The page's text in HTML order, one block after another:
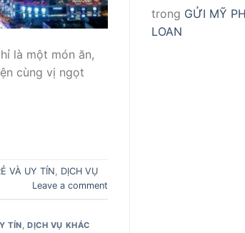
là một món ăn,
cùng vị ngọt
VÀ UY TÍN, DỊCH VỤ
Leave a comment
TÍN,DỊCH VỤ KHÁC
trong GỬI MỸ
LOAN